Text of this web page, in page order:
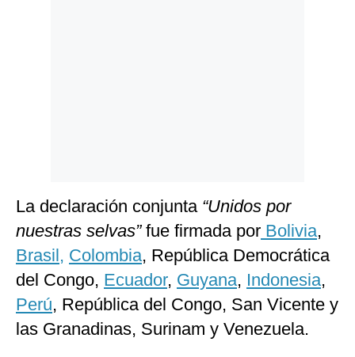
La declaración conjunta “Unidos por
nuestras selvas” fue firmada por Bolivia,
Brasil, Colombia, República Democrática
del Congo, Ecuador, Guyana, Indonesia,
Perú, República del Congo, San Vicente y
las Granadinas, Surinam y Venezuela.